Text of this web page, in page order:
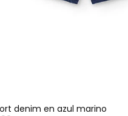
denim en azul marino